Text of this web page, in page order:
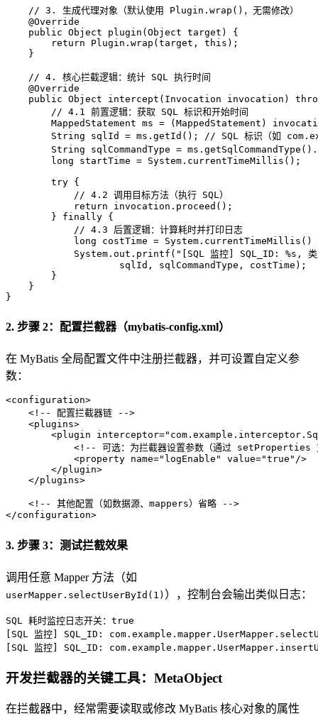
// 3. 生成代理对象（默认使用 Plugin.wrap()，无需修改）
@Override
public Object plugin (Object target)
{
return Plugin.wrap(target, this );
    }
// 4. 核心拦截逻辑：统计 SQL 执行时间
@Override
public Object intercept (Invocation invocation)
// 4.1 前置逻辑：获取 SQL 标识和开始时间
MappedStatement ms = (MappedStatement)
String
sqlId = ms.getId();
// SQL 标识（如
String
sqlCommandType =
long
startTime = System.currentTimeMillis();
try {
// 4.2 调用目标方法（执行 SQL）
return invocation.proceed();
        }
finally {
// 4.3 后置逻辑：计算耗时并打印日志
long
costTime =
            System.out.printf(
"[SQL 监控] SQL_ID: %s,
                    sqlId, sqlCommandType, costTime);
        }
    }
}
2. 步骤 2：配置拦截器（mybatis-config.xml）
在 MyBatis 全局配置文件中注册拦截器，并可设置自定义参
数：
<configuration>
<!-- 配置拦截器链 -->
<plugins>
<plugin interceptor=
<!-- 可选：为拦截器设置参数（通过 setProperties
<property name="logEnable" value="true" />
</plugin>
</plugins>
<!-- 其他配置（如数据源、mappers）省略 -->
</configuration>
3. 步骤 3：测试拦截效果
调用任意 Mapper 方法（如
userMapper.selectUserById(1) ），控制台会输出类似日志：
SQL 耗时监控日志开关：true
[SQL 监控] SQL_ID:
[SQL 监控] SQL_ID:
开发拦截器的关键工具：MetaObject
在拦截器中，经常需要读取或修改 MyBatis 核心对象的属性